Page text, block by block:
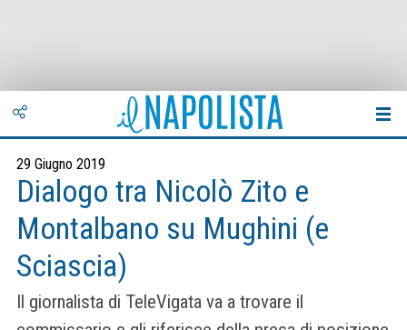
29 Giugno 2019
Dialogo tra Nicolò Zito e
Montalbano su Mughini (e
Sciascia)
Il giornalista di TeleVigata va a trovare il